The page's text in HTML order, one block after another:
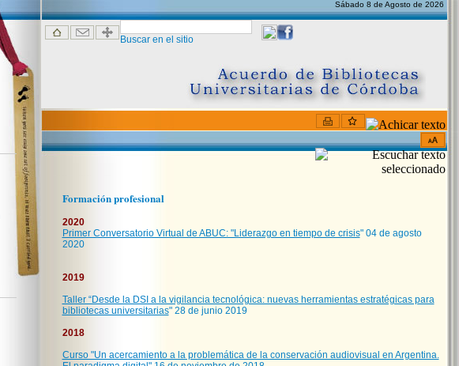
Sábado 8 de Agosto de 2026
Buscar en el sitio
Formación profesional
2020
Primer Conversatorio Virtual de ABUC: "Liderazgo en tiempo de crisis" 04 de agosto
2020
2019
Taller “Desde la DSI a la vigilancia tecnológica: nuevas herramientas estratégicas para
bibliotecas universitarias" 28 de junio 2019
2018
Curso "Un acercamiento a la problemática de la conservación audiovisual en Argentina.